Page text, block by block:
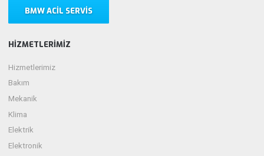
BMW ACIL SERVIS
HIZMETLERIMIZ
Hizmetlerimiz
Bakım
Mekanik
Klima
Elektrik
Elektronik